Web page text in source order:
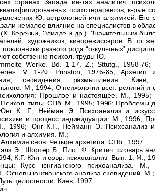
странах Запада ин-тах аналитич.
квалифицированных психотерапевтов, к-рые
Ю. астрологией или алхимией. Его
немалое влияние на специалистов в
Кереньи, Элиаде и др.). Значительным
художников, кинорежиссеров. В то
разного рода “оккультных”
собственно психол. труды Ю.
Werke. Bd. 1-17. Z.; Sttutg., 1958-76;
V. 1-20. Prinston, 1976-85;
сновидения, размышления. Киев,
М., 1994; О психологии вост. религий
Прошлое и настоящее. М., 1995;
Психол. типы. СПб; М., 1995; 1996; Проблемы
К. Г., Нейман Э. Психоанализ и
и процесс индивидуации. М., 1996;
1996; Юнг К.Г., Нейманн Э. Психоанализ и
и алхимия. М.;
снов. Четыре архетипа. СПб., 1997.
Э., Шортер Б., Плот Ф. Критич. словарь
К.Г. Юнг и совр. психоанализ. Вып. 1. М.,
Курс юнгианского психоанализа.
Основы юнгианского анализа сновидений. М.;
целостности. Киев, 1997.